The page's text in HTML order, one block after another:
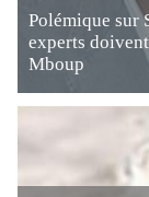
Polémique sur
experts
Mboup